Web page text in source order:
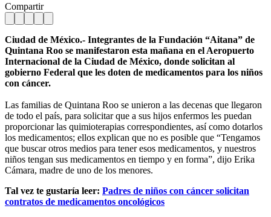
Compartir
Ciudad de México.- Integrantes de la Fundación “Aitana” de
Quintana Roo se manifestaron esta mañana en el Aeropuerto
Internacional de la Ciudad de México, donde solicitan al
gobierno Federal que les doten de medicamentos para los niños
con cáncer.
Las familias de Quintana Roo se unieron a las decenas que llegaron
de todo el país, para solicitar que a sus hijos enfermos les puedan
proporcionar las quimioterapias correspondientes, así como dotarlos
los medicamentos; ellos explican que no es posible que “Tengamos
que buscar otros medios para tener esos medicamentos, y nuestros
niños tengan sus medicamentos en tiempo y en forma”, dijo Erika
Cámara, madre de uno de los menores.
Tal vez te gustaría leer: Padres de niños con cáncer solicitan
contratos de medicamentos oncológicos